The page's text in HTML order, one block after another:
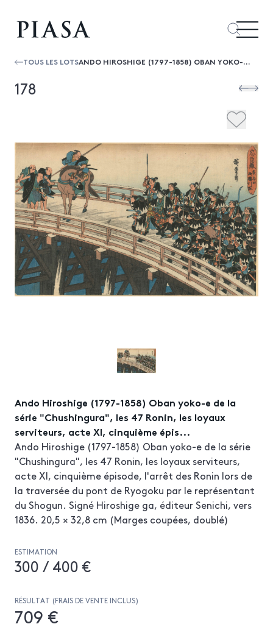
TOUS LES LOTS ANDO HIROSHIGE (1797-1858) OBAN YOKO-E DE LA SÉRIE "CHUSHINGURA", LES 47 RONIN, LES LOYAUX SERVITEURS, ACTE XI, CINQUIÈME ÉPIS...
178
Ando Hiroshige (1797-1858) Oban yoko-e de la
série "Chushingura", les 47 Ronin, les loyaux
serviteurs, acte XI, cinquième épis...
Ando Hiroshige (1797-1858) Oban yoko-e de la série
"Chushingura", les 47 Ronin, les loyaux serviteurs,
acte XI, cinquième épisode, l'arrêt des Ronin lors de
la traversée du pont de Ryogoku par le représentant
du Shogun. Signé Hiroshige ga, éditeur Senichi, vers
1836. 20,5 × 32,8 cm (Marges coupées, doublé)
ESTIMATION
300 / 400 €
RÉSULTAT (FRAIS DE VENTE INCLUS)
709 €